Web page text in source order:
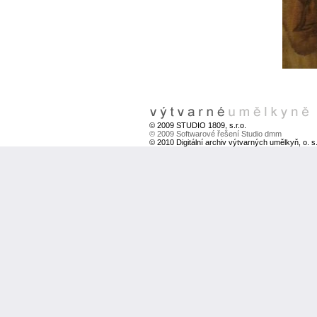
© 2009 STUDIO 1809, s.r.o.
© 2009 Softwarové řešení Studio dmm
© 2010 Digitální archiv výtvarných umělkyň, o. s.